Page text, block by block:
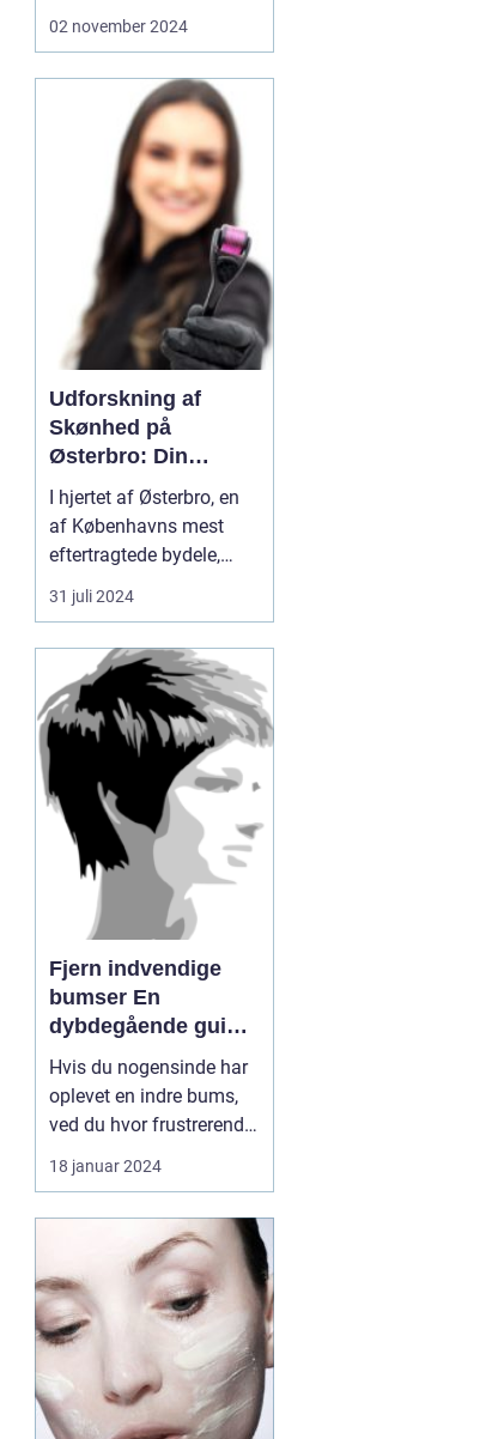
mænd og kvinder, som
tidskrævende proces
med traditionel
hårfjerning. I Hillerød er
02 november 2024
Udforskning af
Skønhed på
Østerbro: Din
Destination for
Æstetiske
Behandlinger
I hjertet af Østerbro, en
af Københavns mest
eftertragtede bydele,
blomstrer et evigt
førsteklasses tilbud
og æstetiske
behandlinger. Med fuldt
fristed for
skønhedssøgende og
dem...
31 juli 2024
Fjern indvendige
bumser En
dybdegående guide
til smuk hud
Hvis du nogensinde har
oplevet en indre bums,
ved du hvor frustrerende
og smertefuldt det kan
være. Disse indre
subkutane bumser, kan
være svære at fjerne og
kan efterlade ar og
mærker på huden. I
denne artikel vil vi
uddybe al...
18 januar 2024